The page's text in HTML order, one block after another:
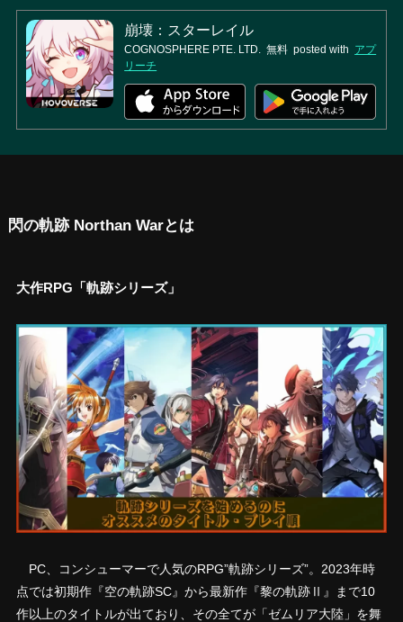
崩壊：スターレイル
COGNOSPHERE PTE. LTD. 無料 posted with アプ
リーチ
閃の軌跡 Northan Warとは
大作RPG「軌跡シリーズ」
PC、コンシューマーで人気のRPG”軌跡シリーズ”。2023年時
点では初期作『空の軌跡SC』から最新作『黎の軌跡Ⅱ』まで10
作以上のタイトルが出ており、その全てが「ゼムリア大陸」を舞